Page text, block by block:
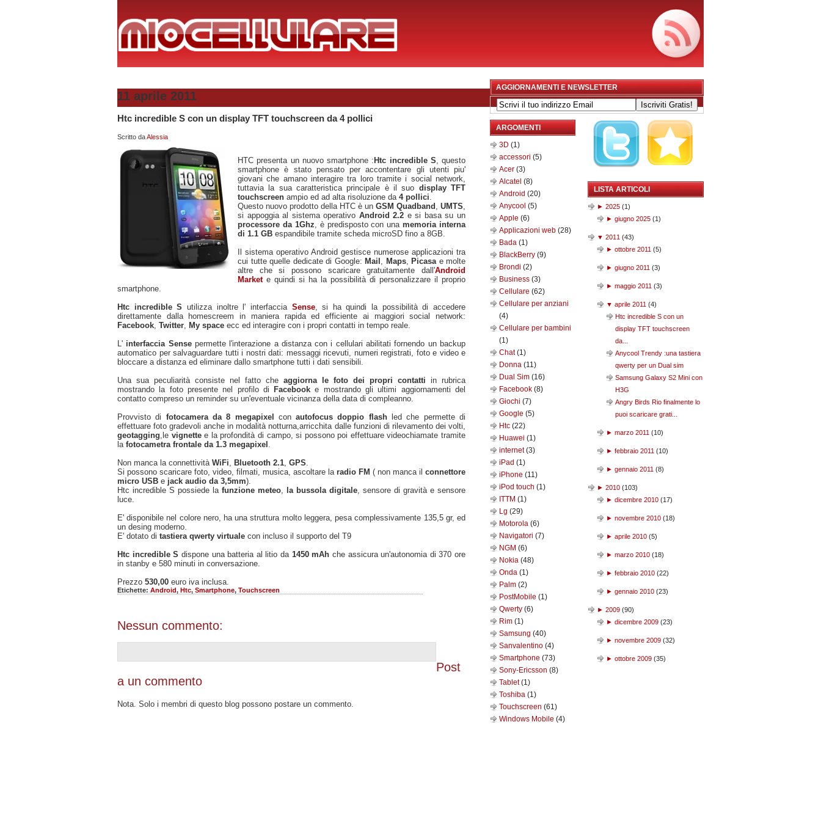
11 aprile 2011
Htc incredible S con un display TFT touchscreen da 4 pollici
Scritto daAlessia
HTC presenta un nuovo smartphone :Htc incredible S , questo
smartphone è stato pensato per accontentare gli utenti piu'
giovani che amano interagire tra loro tramite i social network,
tuttavia la sua caratteristica principale è il suo display TFT
touchscreen ampio ed ad alta risoluzione da 4 pollici
Questo nuovo prodotto della HTC è un GSM Quadband UMTS
si appoggia al sistema operativo Android 2.2 e si basa su un
processore da 1Ghz , è predisposto con unamemoria interna
di 1.1 GB espandibile tramite scheda microSD fino a 8GB.
Il sistema operativo Android gestisce numerose applicazioni tra
cui tutte quelle dedicate di Google: Mail Maps, Picasa e molte
altre che si possono scaricare gratuitamente dall'Android
Markete quindi si ha la possibilità di personalizzare il proprio
smartphone.
Htc incredible S utilizza inoltre l' interfaccia Sense, si ha quindi la possibilità di accedere
direttamente dalla homescreem in maniera rapida ed efficiente ai maggiori social network:
Facebook Twitter My space ecc ed interagire con i propri contatti in tempo reale.
L' interfaccia Sense permette l'interazione a distanza con i cellulari abilitati fornendo un backup
automatico per salvaguardare tutti i nostri dati: messaggi ricevuti, numeri registrati, foto e video e
bloccare a distanza ed eliminare dallo smartphone tutti i dati sensibili.
Una sua peculiarità consiste nel fatto che aggiorna le foto dei propri contatti in rubrica
mostrando la foto presente nel profilo diFacebook e mostrando gli ultimi aggiornamenti del
contatto compreso un reminder su un'eventuale vicinanza della data di compleanno.
Provvisto di fotocamera da 8 megapixel conautofocus doppio flashled che permette di
effettuare foto gradevoli anche in modalità notturna,arricchita dalle funzioni di rilevamento dei volti,
geotagging ,le vignettee la profondità di campo, si possono poi effettuare videochiamate tramite
la fotocametra frontale da 1.3 megapixel
Non manca la connettività WiFi Bluetooth 2.1 GPS
Si possono scaricare foto, video, filmati, musica, ascoltare la radio FM ( non manca il connettore
micro USB e jack audio da 3,5mm).
Htc incredible S possiede la funzione meteo la bussola digitale , sensore di gravità e sensore
luce.
E' disponibile nel colore nero, ha una struttura molto leggera, pesa complessivamente 135,5 gr, ed
un desing moderno.
E' dotato di tastiera qwerty virtuale con incluso il supporto del T9
Htc incredible S dispone una batteria al litio da 1450 mAh che assicura un'autonomia di 370 ore
in stanby e 580 minuti in conversazione.
Prezzo 530,00 euro iva inclusa.
Etichette: Android, Htc, Smartphone, Touchscreen
Nessun commento:
Post
a un commento
Nota. Solo i membri di questo blog possono postare un commento.
AGGIORNAMENTI E NEWSLETTER
ARGOMENTI
3D (1)
accessori (5)
Acer (3)
Alcatel (8)
Android (20)
Anycool (5)
Apple (6)
Applicazioni web (28)
Bada (1)
BlackBerry (9)
Brondi (2)
Business (3)
Cellulare (62)
Cellulare per anziani
(4)
Cellulare per bambini
(1)
Chat(1)
Donna (11)
Dual Sim (16)
Facebook (8)
Giochi (7)
Google (5)
Htc (22)
Huawei (1)
internet(3)
iPad (1)
iPhone (11)
iPod touch (1)
ITTM (1)
Lg (29)
Motorola (6)
Navigatori (7)
NGM (6)
Nokia (48)
Onda (1)
Palm (2)
PostMobile (1)
Qwerty (6)
Rim (1)
Samsung (40)
Sanvalentino (4)
Smartphone (73)
Sony-Ericsson (8)
Tablet(1)
Toshiba (1)
Touchscreen (61)
Windows Mobile (4)
LISTA ARTICOLI
► 2025 (1)
► giugno 2025 (1)
▼ 2011 (43)
► ottobre 2011 (5)
► giugno 2011 (3)
► maggio 2011 (3)
▼ aprile 2011 (4)
Htc incredible S con un
display TFT touchscreen
da...
Anycool Trendy :una tastiera
qwerty per un Dual sim
Samsung Galaxy S2 Mini con
H3G
Angry Birds Rio finalmente lo
puoi scaricare grati...
► marzo 2011 (10)
► febbraio 2011 (10)
► gennaio 2011 (8)
► 2010 (103)
► dicembre 2010 (17)
► novembre 2010 (18)
► aprile 2010 (5)
► marzo 2010 (18)
► febbraio 2010 (22)
► gennaio 2010 (23)
► 2009 (90)
► dicembre 2009 (23)
► novembre 2009 (32)
► ottobre 2009 (35)